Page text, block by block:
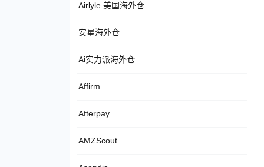
Airlyle 美国海外仓
安星海外仓
Ai实力派海外仓
Affirm
Afterpay
AMZScout